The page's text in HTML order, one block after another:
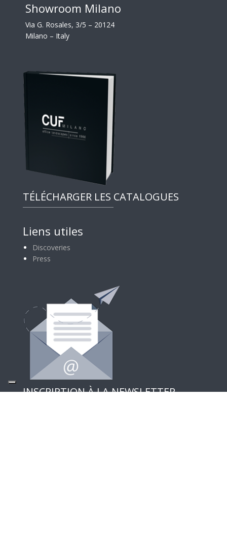
Showroom Milano
Via G. Rosales, 3/5 – 20124
Milano – Italy
TÉLÉCHARGER LES CATALOGUES
Liens utiles
Discoveries
Press
INSCRIPTION À LA NEWSLETTER